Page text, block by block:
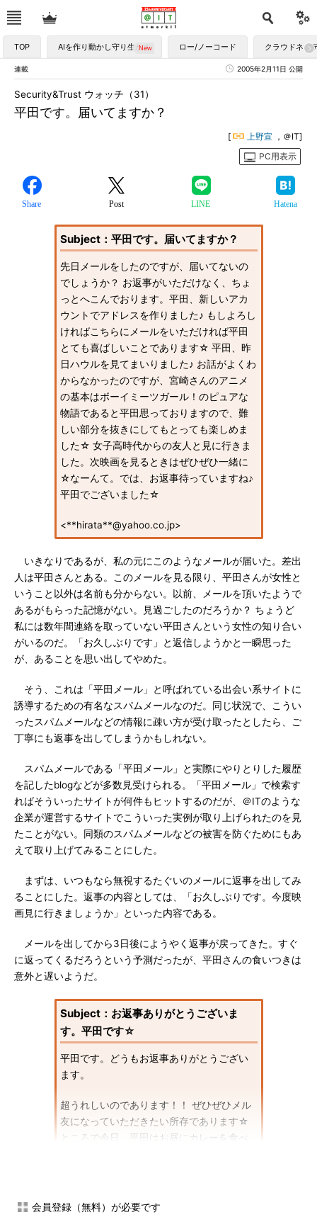
TOP AIを作り動かし守り生かす ロー/ノーコード クラウドネイ
連載 2005年2月11日 公開
平田です。届いてますか？
Security&Trust ウォッチ（31）
[ 上野宣 ，＠IT]
PC用表示
Share Post LINE Hatena
Subject：平田です。届いてますか？
先日メールをしたのですが、届いてないの
でしょうか？ お返事がいただけなく、ちょ
っとへこんでおります。平田、新しいアカ
ウントでアドレスを作りました♪ もしよろし
ければこちらにメールをいただければ平田
とても喜ばしいことであります☆ 平田、昨
日ハウルを見てまいりました♪ お話がよくわ
からなかったのですが、宮崎さんのアニメ
の基本はボーイミーツガール！のピュアな
物語であると平田思っておりますので、難
しい部分を抜きにしてもとっても楽しめま
した☆ 女子高時代からの友人と見に行きま
した。次映画を見るときはぜひぜひ一緒に
☆なーんて。では、お返事待っていますね♪
平田でございました☆
<**hirata**@yahoo.co.jp>
いきなりであるが、私の元にこのようなメールが届いた。差出
人は平田さんとある。このメールを見る限り、平田さんが女性と
いうこと以外は名前も分からない。以前、メールを頂いたようで
あるがもらった記憶がない。見過ごしたのだろうか？ ちょうど
私には数年間連絡を取っていない平田さんという女性の知り合い
がいるのだ。「お久しぶりです」と返信しようかと一瞬思った
が、あることを思い出してやめた。
そう、これは「平田メール」と呼ばれている出会い系サイトに
誘導するための有名なスパムメールなのだ。同じ状況で、こうい
ったスパムメールなどの情報に疎い方が受け取ったとしたら、ご
丁寧にも返事を出してしまうかもしれない。
スパムメールである「平田メール」と実際にやりとりした履歴
を記したblogなどが多数見受けられる。「平田メール」で検索す
ればそういったサイトが何件もヒットするのだが、＠ITのような
企業が運営するサイトでこういった実例が取り上げられたのを見
たことがない。同類のスパムメールなどの被害を防ぐためにもあ
えて取り上げてみることにした。
まずは、いつもなら無視するたぐいのメールに返事を出してみ
ることにした。返事の内容としては、「お久しぶりです。今度映
画見に行きましょうか」といった内容である。
メールを出してから3日後にようやく返事が戻ってきた。すぐ
に返ってくるだろうという予測だったが、平田さんの食いつきは
意外と遅いようだ。
Subject：お返事ありがとうございま
す。平田です☆
平田です。どうもお返事ありがとうござい
ます。
超うれしいのであります！！ ぜひぜひメル
友になっていただきたい所存であります☆
ところで今日、平田はお昼にカレーを食べ
り、これはなんなんだろうかと思ったんで
会員登録（無料）が必要です